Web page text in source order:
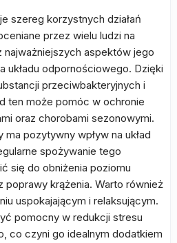
szereg korzystnych działań
przez wielu ludzi na
najważniejszych aspektów jego
układu odpornościowego. Dzięki
przeciwbakteryjnych i
ten może pomóc w ochronie
oraz chorobami sezonowymi.
pozytywny wpływ na układ
spożywanie tego
się do obniżenia poziomu
poprawy krążenia. Warto również
uspokajającym i relaksującym.
pomocny w redukcji stresu
co czyni go idealnym dodatkiem